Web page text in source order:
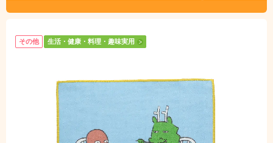
その他 生活・健康・料理・趣味実用